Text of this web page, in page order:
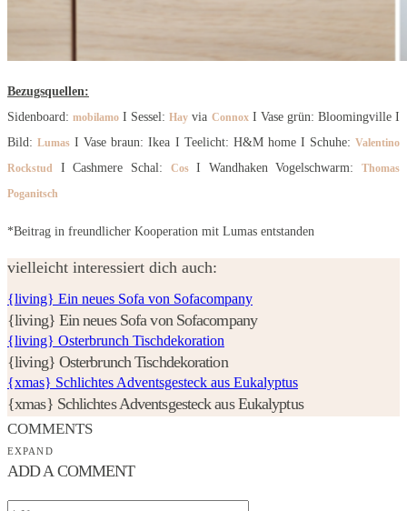
Bezugsquellen:
Sidenboard:mobilamo I Sessel:Hay via ConnoxI Vase grün: Bloomingville I
Bild:Lumas I Vase braun: Ikea I Teelicht: H&M home I Schuhe:Valentino
Rockstud I Cashmere Schal: CosI Wandhaken Vogelschwarm: Thomas
Poganitsch
*Beitrag in freundlicher Kooperation mit Lumas entstanden
vielleicht interessiert dich auch:
{living} Ein neues Sofa von Sofacompany
{living} Ein neues Sofa von Sofacompany
{living} Osterbrunch Tischdekoration
{living} Osterbrunch Tischdekoration
{xmas} Schlichtes Adventsgesteck aus Eukalyptus
{xmas} Schlichtes Adventsgesteck aus Eukalyptus
COMMENTS
EXPAND
ADD A COMMENT